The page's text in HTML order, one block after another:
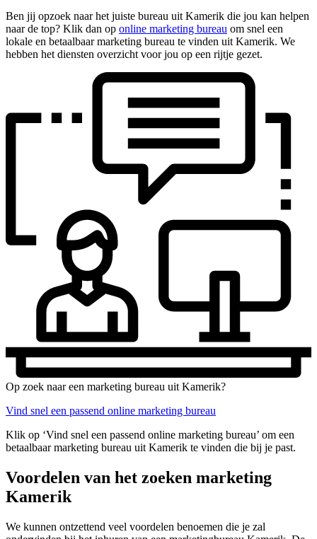
Ben jij opzoek naar het juiste bureau uit Kamerik die jou kan helpen
naar de top? Klik dan op online marketing bureau om snel een
lokale en betaalbaar marketing bureau te vinden uit Kamerik. We
hebben het diensten overzicht voor jou op een rijtje gezet.
Op zoek naar een marketing bureau uit Kamerik?
Vind snel een passend online marketing bureau
Klik op ‘Vind snel een passend online marketing bureau’ om een
betaalbaar marketing bureau uit Kamerik te vinden die bij je past.
Voordelen van het zoeken marketing
Kamerik
We kunnen ontzettend veel voordelen benoemen die je zal